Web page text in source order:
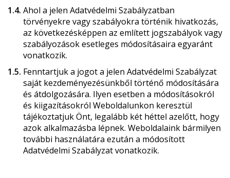
1.4. Ahol a jelen Adatvédelmi Szabályzatban
törvényekre vagy szabályokra történik hivatkozás,
az következésképpen az említett jogszabályok vagy
szabályozások esetleges módosításaira egyaránt
vonatkozik.
1.5. Fenntartjuk a jogot a jelen Adatvédelmi Szabályzat
saját kezdeményezésünkből történő módosítására
és átdolgozására. Ilyen esetben a módosításokról
és kiigazításokról Weboldalunkon keresztül
tájékoztatjuk Önt, legalább két héttel azelőtt, hogy
azok alkalmazásba lépnek. Weboldalaink bármilyen
további használatára ezután a módosított
Adatvédelmi Szabályzat vonatkozik.